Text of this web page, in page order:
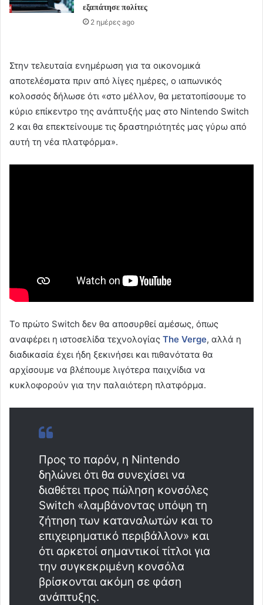
εξαπάτησε πολίτες
2 ημέρες ago
Στην τελευταία ενημέρωση για τα οικονομικά
αποτελέσματα πριν από λίγες ημέρες, ο ιαπωνικός
κολοσσός δήλωσε ότι «στο μέλλον, θα μετατοπίσουμε το
κύριο επίκεντρο της ανάπτυξής μας στο Nintendo Switch
2 και θα επεκτείνουμε τις δραστηριότητές μας γύρω από
αυτή τη νέα πλατφόρμα».
Το πρώτο Switch δεν θα αποσυρθεί αμέσως, όπως
αναφέρει η ιστοσελίδα τεχνολογίας The Verge, αλλά η
διαδικασία έχει ήδη ξεκινήσει και πιθανότατα θα
αρχίσουμε να βλέπουμε λιγότερα παιχνίδια να
κυκλοφορούν για την παλαιότερη πλατφόρμα.
Προς το παρόν, η Nintendo
δηλώνει ότι θα συνεχίσει να
διαθέτει προς πώληση κονσόλες
Switch «λαμβάνοντας υπόψη τη
ζήτηση των καταναλωτών και το
επιχειρηματικό περιβάλλον» και
ότι αρκετοί σημαντικοί τίτλοι για
την συγκεκριμένη κονσόλα
βρίσκονται ακόμη σε φάση
ανάπτυξης.